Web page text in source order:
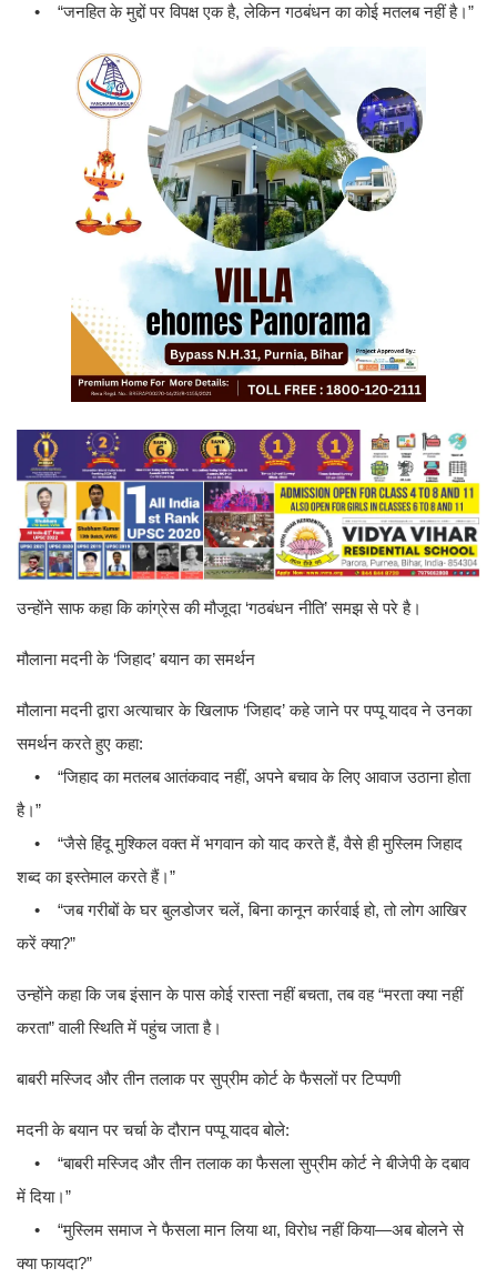
• “जनहित के मुद्दों पर विपक्ष एक है, लेकिन गठबंधन का कोई मतलब नहीं है।”
उन्होंने साफ कहा कि कांग्रेस की मौजूदा ‘गठबंधन नीति’ समझ से परे है।
मौलाना मदनी के ‘जिहाद’ बयान का समर्थन
मौलाना मदनी द्वारा अत्याचार के खिलाफ ‘जिहाद’ कहे जाने पर पप्पू यादव ने उनका
समर्थन करते हुए कहा:
• “जिहाद का मतलब आतंकवाद नहीं, अपने बचाव के लिए आवाज उठाना होता
है।”
• “जैसे हिंदू मुश्किल वक्त में भगवान को याद करते हैं, वैसे ही मुस्लिम जिहाद
शब्द का इस्तेमाल करते हैं।”
• “जब गरीबों के घर बुलडोजर चलें, बिना कानून कार्रवाई हो, तो लोग आखिर
करें क्या?”
उन्होंने कहा कि जब इंसान के पास कोई रास्ता नहीं बचता, तब वह “मरता क्या नहीं
करता” वाली स्थिति में पहुंच जाता है।
बाबरी मस्जिद और तीन तलाक पर सुप्रीम कोर्ट के फैसलों पर टिप्पणी
मदनी के बयान पर चर्चा के दौरान पप्पू यादव बोले:
• “बाबरी मस्जिद और तीन तलाक का फैसला सुप्रीम कोर्ट ने बीजेपी के दबाव
में दिया।”
• “मुस्लिम समाज ने फैसला मान लिया था, विरोध नहीं किया—अब बोलने से
क्या फायदा?”